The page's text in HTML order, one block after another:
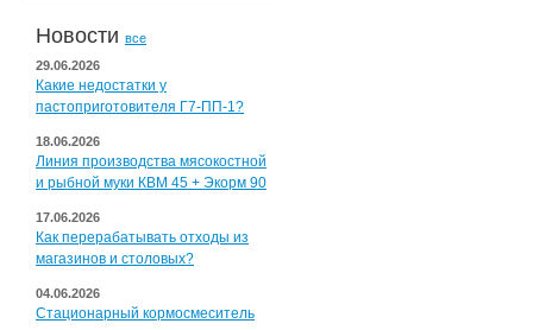
Новости все
29.06.2026
Какие недостатки у
пастоприготовителя Г7-ПП-1?
18.06.2026
Линия производства мясокостной
и рыбной муки КВМ 45 + Экорм 90
17.06.2026
Как перерабатывать отходы из
магазинов и столовых?
04.06.2026
Стационарный кормосмеситель